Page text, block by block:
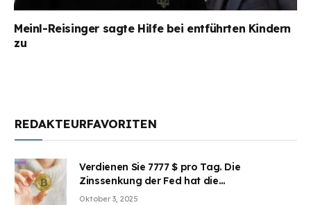
Meinl-Reisinger sagte Hilfe bei entführten Kindern
zu
REDAKTEURFAVORITEN
Verdienen Sie 7777 $ pro Tag. Die
Zinssenkung der Fed hat die
Aufmerksamkeit des Marktes erregt.
Oktober 3, 2025